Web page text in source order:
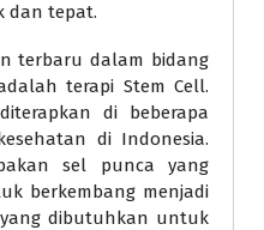
dan tepat.
terbaru dalam bidang
terapi Stem Cell.
di beberapa
di Indonesia.
sel punca yang
berkembang menjadi
dibutuhkan untuk